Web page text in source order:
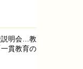
説明会…教
貫教育の